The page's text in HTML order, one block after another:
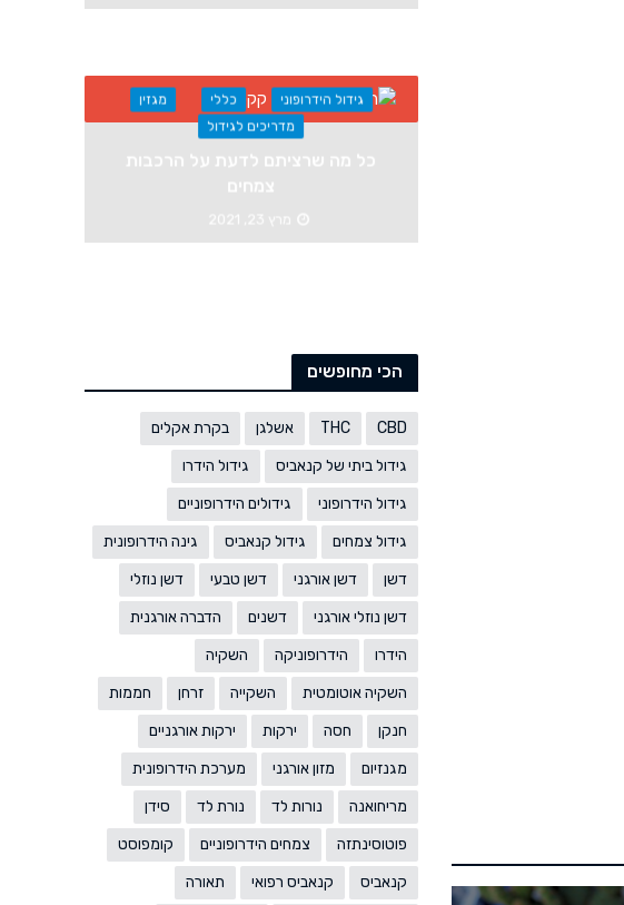
גידול הידרופוני כללי
מגזין
מדריכים לגידול
כל מה שרציתם לדעת על הרכבות
צמחים
מרץ 23, 2021
הכי מחופשים
CBD
THC אשלגן
בקרת אקלים
גידול ביתי של קנאביס
גידול הידרו
גידול הידרופוני
גידולים הידרופוניים
גידול צמחים
גידול קנאביס
גינה הידרופונית
דשן
דשן אורגני דשן טבעי
דשן נוזלי
דשן נוזלי אורגני
דשנים
הדברה אורגנית
הידרו
הידרופוניקה
השקיה
השקיה אוטומטית
השקייה זרחן
חממות
חנקן
חסה ירקות
ירקות אורגניים
מגנזיום
מזון אורגני
מערכת הידרופונית
מריחואנה
נורות לד נורת לד
סידן
פוטוסינתזה
צמחים הידרופוניים
קומפוסט
קנאביס
קנאביס רפואי תאורה